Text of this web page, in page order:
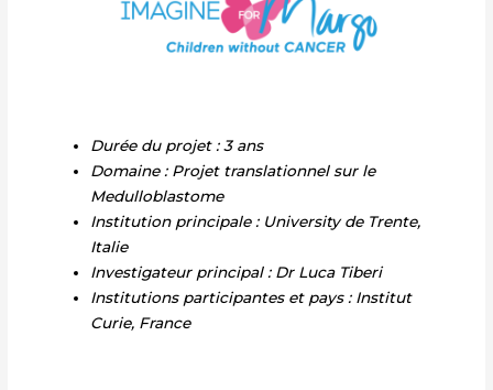
Durée du projet : 3 ans
Domaine : Projet translationnel sur le
Medulloblastome
Institution principale : University de Trente,
Italie
Investigateur principal : Dr Luca Tiberi
Institutions participantes et pays : Institut
Curie, France